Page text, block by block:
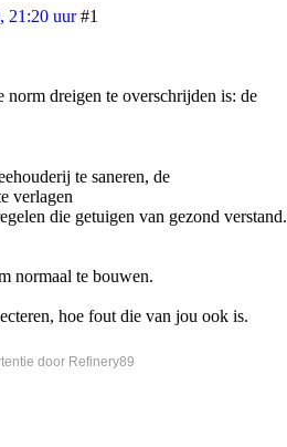
21:20 uur #1
dreigen te overschrijden is: de
te saneren, de
verlagen
die getuigen van gezond verstand.
normaal te bouwen.
hoe fout die van jou ook is.
door Refinery89